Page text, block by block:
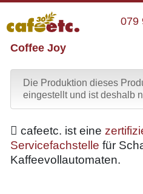
079
Coffee Joy
Die Produktion dieses
eingestellt und ist deshalb
cafeetc. ist eine
Servicefachstelle für
Kaffeevollautomaten.